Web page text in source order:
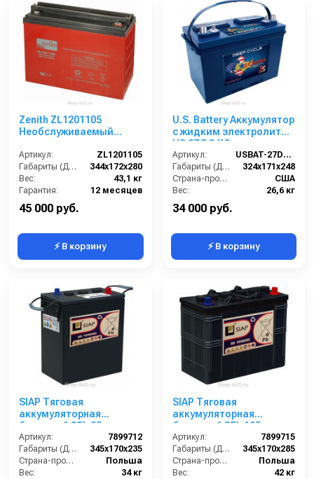
Zenith ZL1201105
Необслуживаемый
Артикул:
ZL1201105
Габариты (ДхШхВ):
344х172х280
Вес:
43,1 кг
Гарантия:
12 месяцев
45 000 руб.
⚡ В корзину
U.S. Battery Аккумулятор
с жидким электролитом
US 27 DC XC
Артикул:
USBAT-27DC-XC
Габариты (ДхШхВ):
324x171x248
Страна-производитель:
США
Вес:
26,6 кг
34 000 руб.
⚡ В корзину
SIAP Тяговая
аккумуляторная
батарея 6 GEL 85
Артикул:
7899712
Габариты (ДхШхВ):
345x170x235
Страна-производитель:
Польша
Вес:
34 кг
SIAP Тяговая
аккумуляторная
батарея 6 GEL 105
Артикул:
7899715
Габариты (ДхШхВ):
345x170x285
Страна-производитель:
Польша
Вес:
42 кг